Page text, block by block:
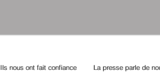
Ils nous ont fait confiance La presse parle de
Ils nous ont fait confiance La presse parle de